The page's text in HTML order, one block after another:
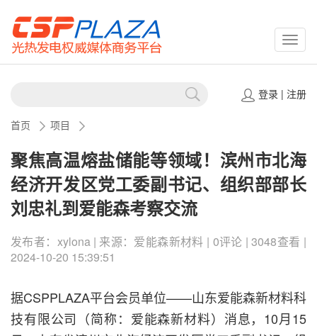
登录| 注册
首页 项目
聚焦高温熔盐储能等领域！滨州市北海
经济开发区党工委副书记、组织部部长
刘忠礼到爱能森考察交流
发布者：xylona | 来源：爱能森新材料 | 0评论 | 3048查看 |
2024-10-20 15:39:51
据CSPPLAZA平台会员单位——山东爱能森新材料科
技有限公司（简称：爱能森新材料）消息，10月15